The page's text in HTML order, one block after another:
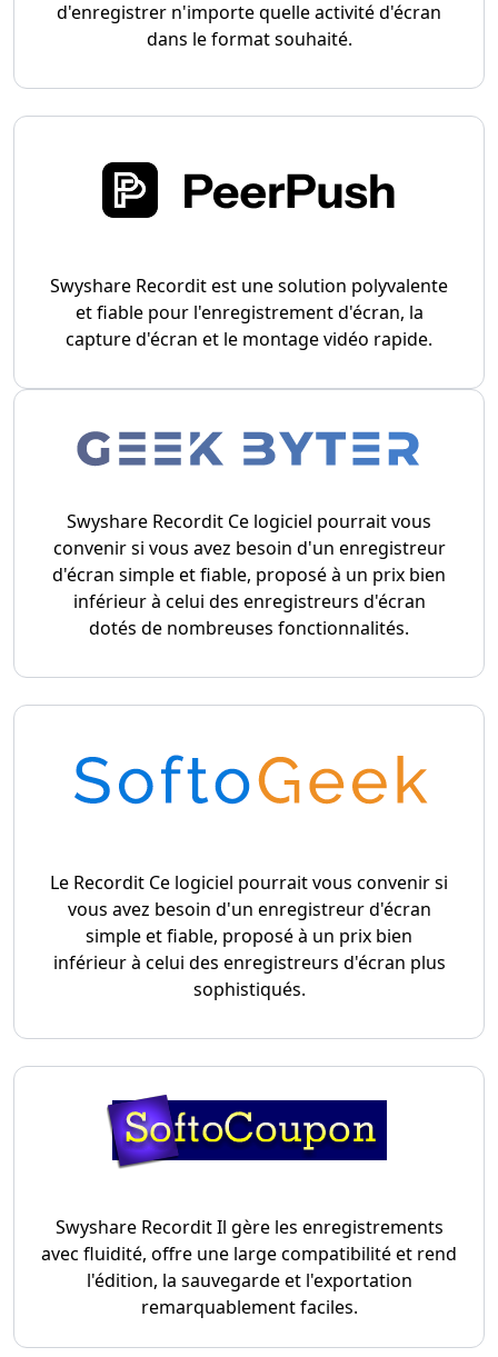
d'enregistrer n'importe quelle activité d'écran
dans le format souhaité.
Swyshare Recordit est une solution polyvalente
et fiable pour l'enregistrement d'écran, la
capture d'écran et le montage vidéo rapide.
Swyshare Recordit Ce logiciel pourrait vous
convenir si vous avez besoin d'un enregistreur
d'écran simple et fiable, proposé à un prix bien
inférieur à celui des enregistreurs d'écran
dotés de nombreuses fonctionnalités.
Le Recordit Ce logiciel pourrait vous convenir si
vous avez besoin d'un enregistreur d'écran
simple et fiable, proposé à un prix bien
inférieur à celui des enregistreurs d'écran plus
sophistiqués.
Swyshare Recordit Il gère les enregistrements
avec fluidité, offre une large compatibilité et rend
l'édition, la sauvegarde et l'exportation
remarquablement faciles.